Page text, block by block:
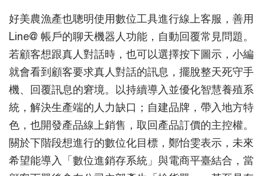
好美農漁產也聰明使用數位工具進行線上客服，善用
Line@ 帳戶的聊天機器人功能，自動回覆常見問題。
若顧客想跟真人對話時，也可以選擇按下圖示，小編
就會看到顧客要求真人對話的訊息，擺脫整天死守手
機、回覆訊息的窘境。以持續導入並優化智慧養殖系
統，解決生產端的人力缺口；自建品牌，帶入地方特
色，也開發產品線上銷售，取回產品訂價的主控權。
關於下階段想進行的數位化目標，鄭怡雯表示，未來
希望能導入「數位進銷存系統」與電商平臺結合，當